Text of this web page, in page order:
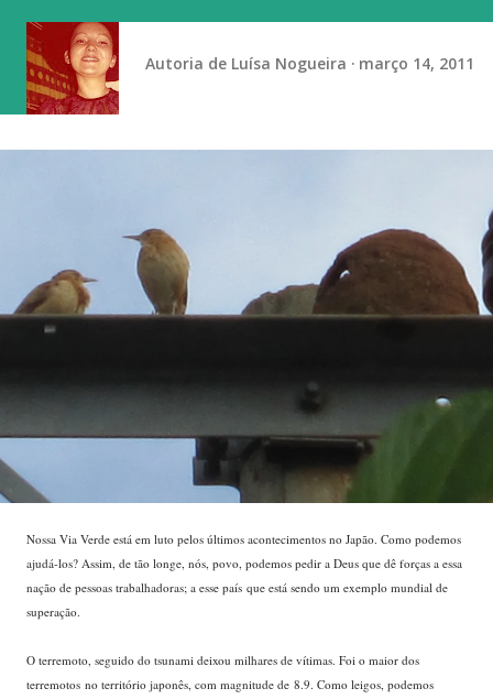
Autoria de Luísa Nogueira março 14, 2011
Nossa Via Verde está em luto pelos últimos acontecimentos no Japão. Como podemos
ajudá-los? Assim, de tão longe, nós, povo, podemos pedir a Deus que dê forças a essa
nação de pessoas trabalhadoras; a esse país que está sendo um exemplo mundial de
superação.
O terremoto, seguido do tsunami deixou milhares de vítimas. Foi o maior dos
terremotos no território japonês, com magnitude de 8.9. Como leigos, podemos